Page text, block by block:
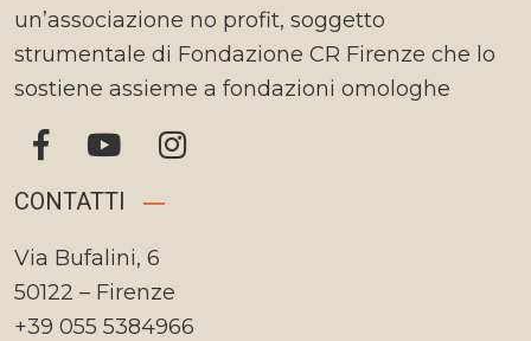
un’associazione no profit, soggetto
strumentale di Fondazione CR Firenze che lo
sostiene assieme a fondazioni omologhe
CONTATTI
Via Bufalini, 6
50122 – Firenze
+39 055 5384966